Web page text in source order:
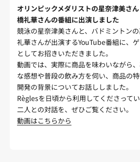
オリンピックメダリストの星奈津美さ
橋礼華さんの番組に出演しました
競泳の星奈津美さんと、バドミントン
礼華さんが出演するYouTube番組に、
としてお招きいただきました。
動画では、実際に商品を味わいながら
な感想や普段の飲み方を伺い、商品の
開発の背景についてお話ししました。
Règlesを日頃から利用してくださって
二人との対話を、ぜひご覧ください。
動画はこちらから